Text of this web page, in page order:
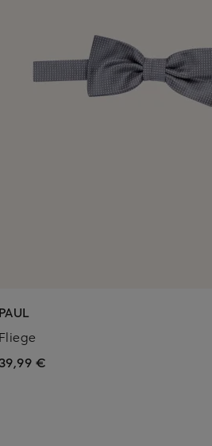
PAUL
Fliege
39,99 €